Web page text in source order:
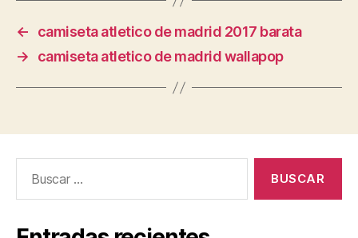
←
camiseta atletico de madrid 2017 barata
→
camiseta atletico de madrid wallapop